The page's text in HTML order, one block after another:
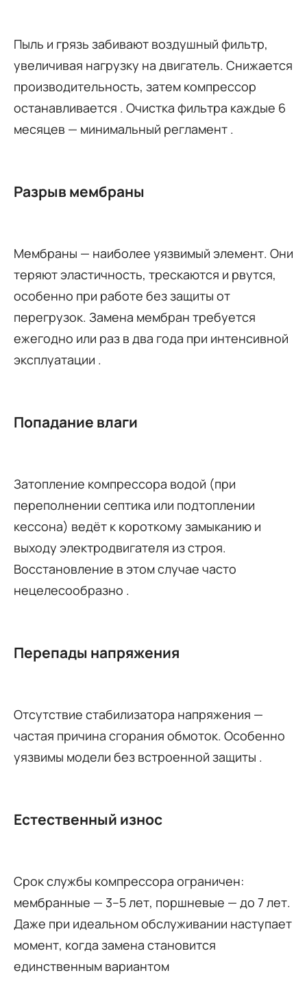
Пыль и грязь забивают воздушный фильтр,
увеличивая нагрузку на двигатель. Снижается
производительность, затем компрессор
останавливается . Очистка фильтра каждые 6
месяцев — минимальный регламент .
Разрыв мембраны
Мембраны — наиболее уязвимый элемент. Они
теряют эластичность, трескаются и рвутся,
особенно при работе без защиты от
перегрузок. Замена мембран требуется
ежегодно или раз в два года при интенсивной
эксплуатации .
Попадание влаги
Затопление компрессора водой (при
переполнении септика или подтоплении
кессона) ведёт к короткому замыканию и
выходу электродвигателя из строя.
Восстановление в этом случае часто
нецелесообразно .
Перепады напряжения
Отсутствие стабилизатора напряжения —
частая причина сгорания обмоток. Особенно
уязвимы модели без встроенной защиты .
Естественный износ
Срок службы компрессора ограничен:
мембранные — 3–5 лет, поршневые — до 7 лет.
Даже при идеальном обслуживании наступает
момент, когда замена становится
единственным вариантом